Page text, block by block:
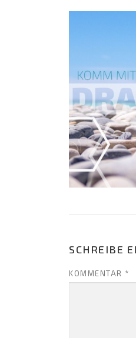
SCHREIBE
KOMMENTAR *